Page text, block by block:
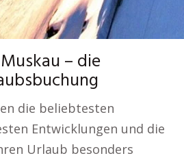
– die
die beliebtesten
Entwicklungen und die
Urlaub besonders